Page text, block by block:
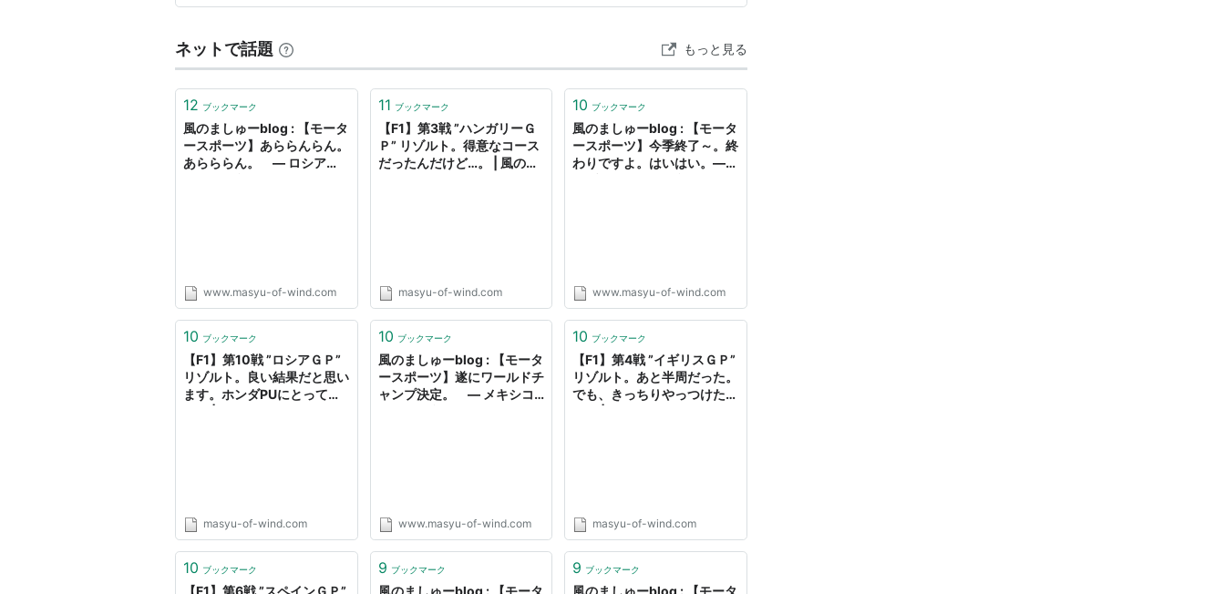
の色落ちが楽しみです。 洗濯はまだしな…
ネットで話題 もっと見る
12 ブックマーク
風のましゅーblog : 【モータ
ースポーツ】あららんらん。
あらららん。 ― ロシア
www.masyu-of-wind.com
11 ブックマーク
【F1】第3戦 ”ハンガリーＧ
Ｐ” リゾルト。得意なコース
だったんだけど…。 | 風のま
masyu-of-wind.com
10 ブックマーク
風のましゅーblog : 【モータ
ースポーツ】今季終了～。終
わりですよ。はいはい。―
www.masyu-of-wind.com
10 ブックマーク
【F1】第10戦 ”ロシアＧＰ”
リゾルト。良い結果だと思い
ます。ホンダPUにとっては
masyu-of-wind.com
10 ブックマーク
風のましゅーblog : 【モータ
ースポーツ】遂にワールドチ
ャンプ決定。 ― メキシコ
www.masyu-of-wind.com
10 ブックマーク
【F1】第4戦 ”イギリスＧＰ”
リゾルト。あと半周だった。
でも、きっちりやっつけたい
masyu-of-wind.com
10 ブックマーク 9 ブックマーク 9 ブックマーク